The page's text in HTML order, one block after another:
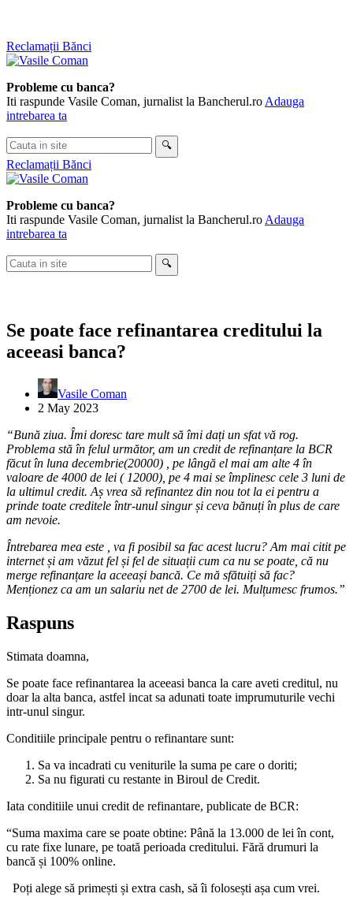
Skip
to
Reclamații Bănci
Probleme cu banca?
Iti raspunde Vasile Coman, jurnalist la Bancherul.ro Adauga
intrebarea ta
Cauta
in
site
🔍
Reclamații Bănci
Probleme cu banca?
Iti raspunde Vasile Coman, jurnalist la Bancherul.ro Adauga
intrebarea ta
Cauta
in
🔍
Se poate face refinantarea creditului la
aceeasi banca?
Vasile Coman
2 May 2023
“Bună ziua. Îmi doresc tare mult să îmi dați un sfat vă rog.
Problema stă în felul următor, am un credit de refinanțare la BCR
făcut în luna decembrie(20000) , pe lângă el mai am alte 4 în
valoare de 4000 de lei ( 12000), pe 4 mai se împlinesc cele 3 luni de
la ultimul credit. Aș vrea să refinantez din nou tot la ei pentru a
prinde toate creditele într-unul singur și ceva bănuți în plus de care
am nevoie.
Întrebarea mea este , va fi posibil sa fac acest lucru? Am mai citit pe
internet și am văzut fel și fel de situații cum ca nu se poate, că nu
merge refinanțare la aceeași bancă. Ce mă sfătuiți să fac?
Menționez ca am un salariu net de 2700 de lei. Mulțumesc frumos.”
Raspuns
Stimata doamna,
Se poate face refinantarea la aceeasi banca la care aveti creditul, nu
doar la alta banca, astfel incat sa adunati toate imprumuturile vechi
intr-unul singur.
Conditiile principale pentru o refinantare sunt:
Sa va incadrati cu veniturile la suma pe care o doriti;
Sa nu figurati cu restante in Biroul de Credit.
Iata conditiile unui credit de refinantare, publicate de BCR:
“Suma maxima care se poate obtine: Până la 13.000 de lei în cont,
cu rate fixe lunare, pe toată perioada creditului. Fără drumuri la
bancă și 100% online.
Poți alege să primești și extra cash, să îi folosești așa cum vrei.